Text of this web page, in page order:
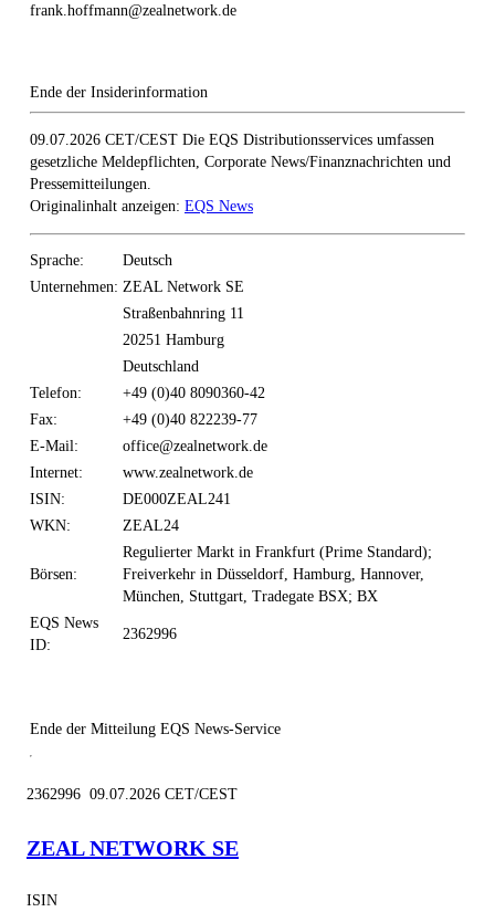
frank.hoffmann@zealnetwork.de
Ende der Insiderinformation
09.07.2026 CET/CEST Die EQS Distributionsservices umfassen
gesetzliche Meldepflichten, Corporate News/Finanznachrichten und
Pressemitteilungen.
Originalinhalt anzeigen: EQS News
Sprache:
Deutsch
Unternehmen: ZEAL Network SE
Straßenbahnring 11
20251 Hamburg
Deutschland
Telefon:
+49 (0)40 8090360-42
Fax:
+49 (0)40 822239-77
E-Mail:
office@zealnetwork.de
Internet:
www.zealnetwork.de
ISIN:
DE000ZEAL241
WKN:
ZEAL24
Börsen:
Regulierter Markt in Frankfurt (Prime Standard);
Freiverkehr in Düsseldorf, Hamburg, Hannover,
München, Stuttgart, Tradegate BSX; BX
EQS News
ID:
2362996
Ende der Mitteilung EQS News-Service
2362996 09.07.2026 CET/CEST
ZEAL NETWORK SE
ISIN